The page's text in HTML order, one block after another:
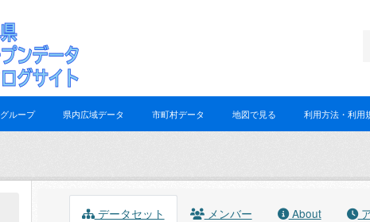
グループ 県内広域データ 市町村データ 地図で見る 利用方法・利用
データセット メンバー About